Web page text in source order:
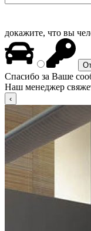
докажите, что вы
Спасибо за Ваше
Наш менеджер